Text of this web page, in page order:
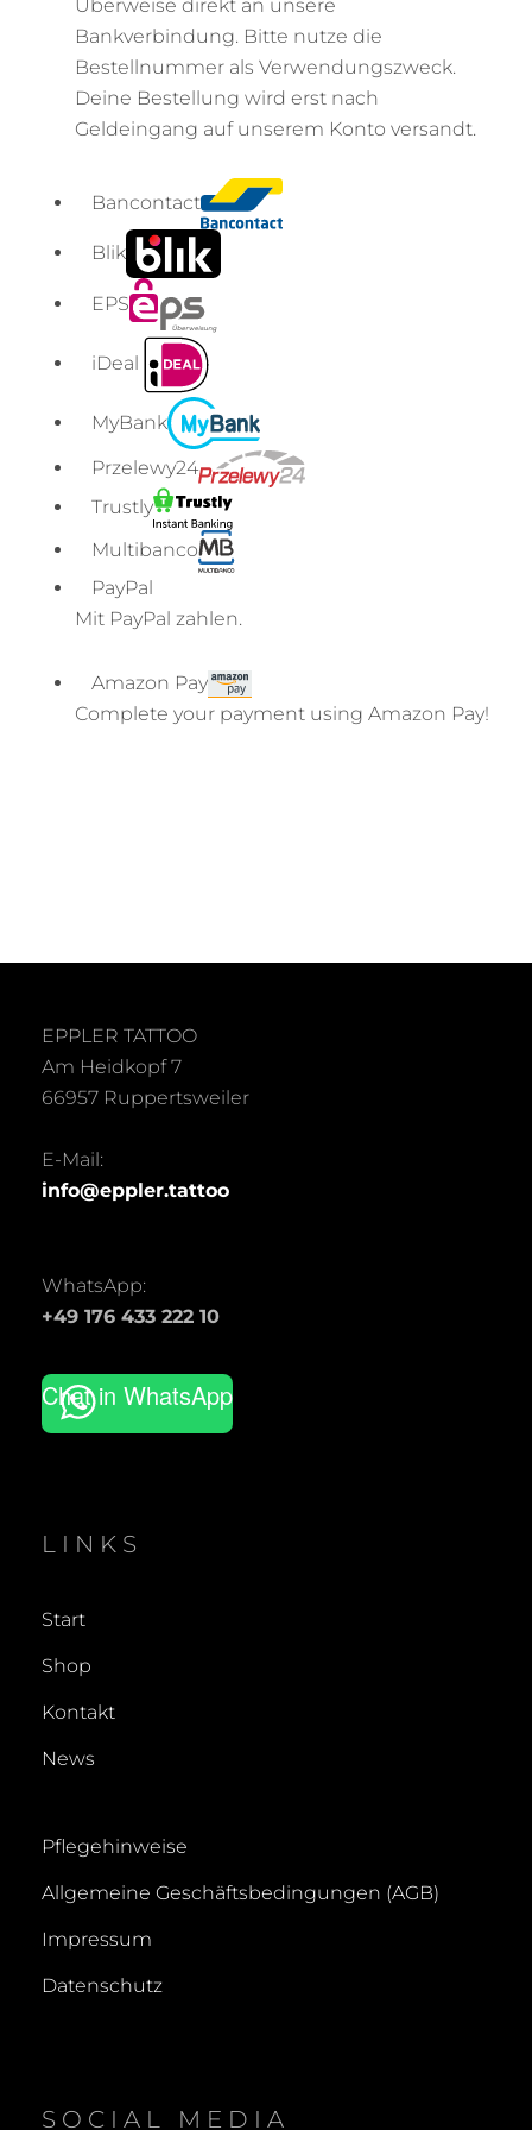
Überweise direkt an unsere
Bankverbindung. Bitte nutze die
Bestellnummer als Verwendungszweck.
Deine Bestellung wird erst nach
Geldeingang auf unserem Konto versandt.
Bancontact
Blik
EPS
iDeal
MyBank
Przelewy24
Trustly
Multibanco
PayPal
Mit PayPal zahlen.
Amazon Pay
Complete your payment using Amazon Pay!
EPPLER TATTOO
Am Heidkopf 7
66957 Ruppertsweiler
E-Mail:
info@eppler.tattoo
WhatsApp:
+49 176 433 222 10
Chat in WhatsApp
LINKS
Start
Shop
Kontakt
News
Pflegehinweise
Allgemeine Geschäftsbedingungen (AGB)
Impressum
Datenschutz
SOCIAL MEDIA